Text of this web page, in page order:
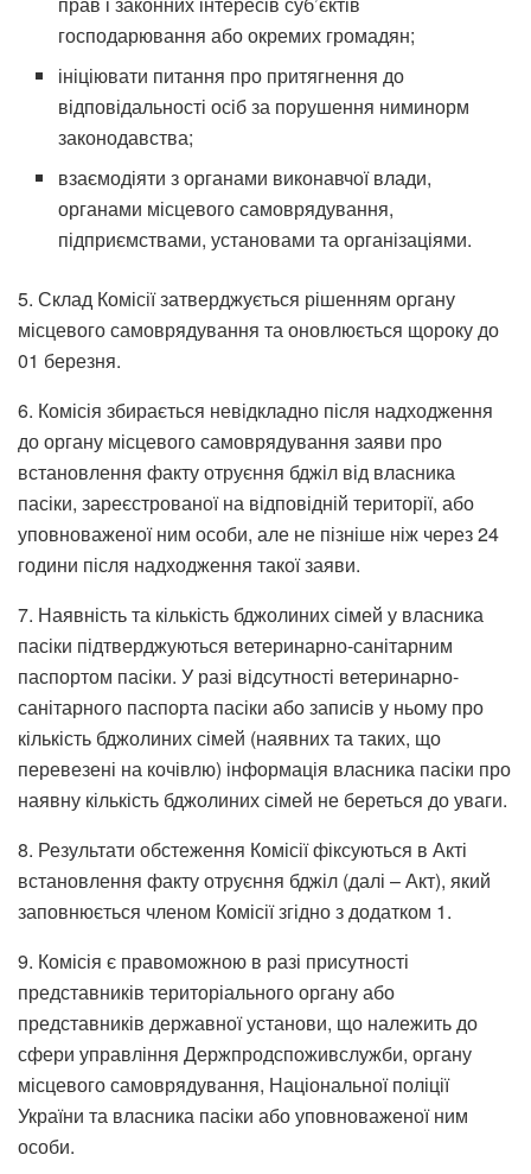
господарювання або окремих громадян;
ініціювати питання про притягнення до
відповідальності осіб за порушення ниминорм
законодавства;
взаємодіяти з органами виконавчої влади,
органами місцевого самоврядування,
підприємствами, установами та організаціями.
5. Склад Комісії затверджується рішенням органу
місцевого самоврядування та оновлюється щороку до
01 березня.
6. Комісія збирається невідкладно після надходження
до органу місцевого самоврядування заяви про
встановлення факту отруєння бджіл від власника
пасіки, зареєстрованої на відповідній території, або
уповноваженої ним особи, але не пізніше ніж через 24
години після надходження такої заяви.
7. Наявність та кількість бджолиних сімей у власника
пасіки підтверджуються ветеринарно-санітарним
паспортом пасіки. У разі відсутності ветеринарно-
санітарного паспорта пасіки або записів у ньому про
кількість бджолиних сімей (наявних та таких, що
перевезені на кочівлю) інформація власника пасіки про
наявну кількість бджолиних сімей не береться до уваги.
8. Результати обстеження Комісії фіксуються в Акті
встановлення факту отруєння бджіл (далі – Акт), який
заповнюється членом Комісії згідно з додатком 1.
9. Комісія є правоможною в разі присутності
представників територіального органу або
представників державної установи, що належить до
сфери управління Держпродспоживслужби, органу
місцевого самоврядування, Національної поліції
України та власника пасіки або уповноваженої ним
особи.